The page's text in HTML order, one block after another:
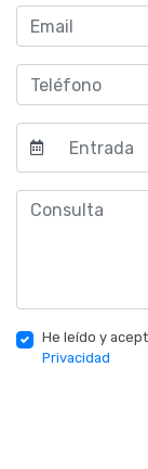
He leído y
Privacidad